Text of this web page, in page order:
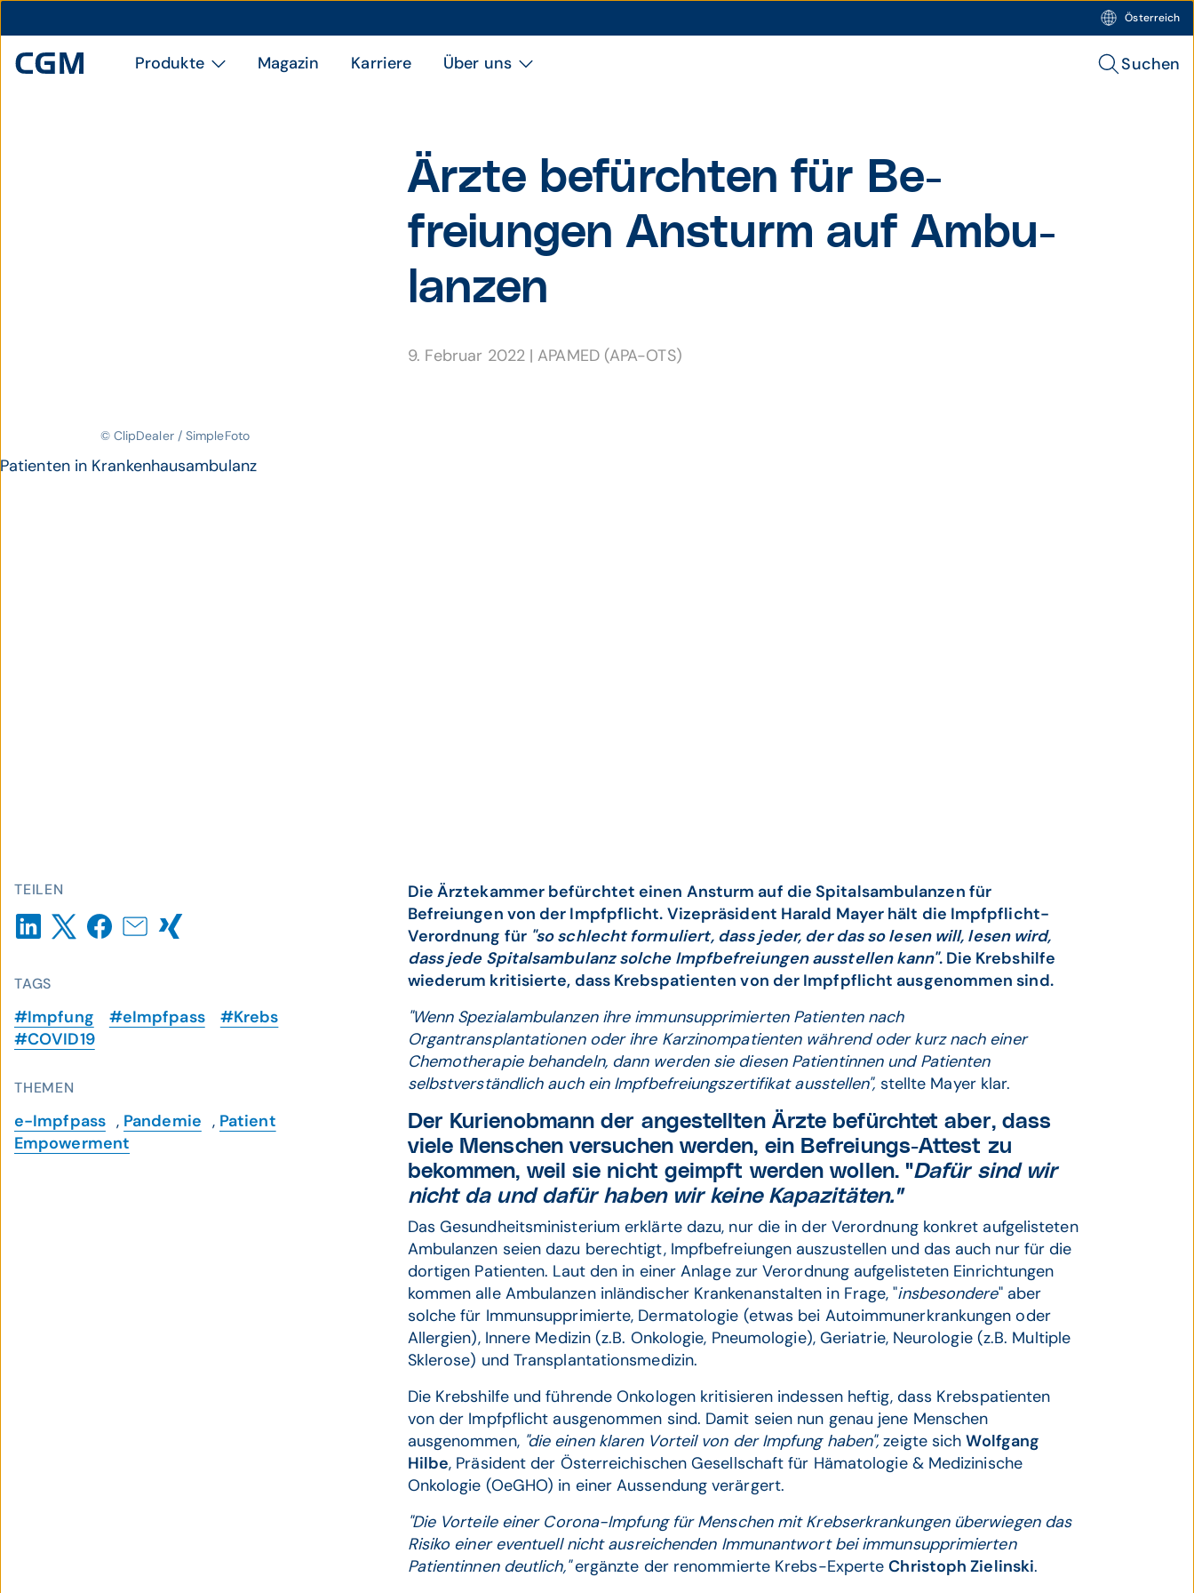
Österreich
Produkte Magazin Karriere Über uns Suchen
Ärzte befürchten für Be­
freiungen An­sturm auf Ambu­
lanzen
9. Februar 2022 |APAMED (APA-OTS)
© ClipDealer / SimpleFoto
Patienten in Krankenhausambulanz
TEILEN
TAGS
#Impfung #eImpfpass
#Krebs
#COVID19
THEMEN
e-Impfpass , Pandemie , Patient
Empowerment
Die Ärztekammer befürchtet einen Ansturm auf die Spitalsambulanzen für
Befreiungen von der Impfpflicht. Vizepräsident Harald Mayer hält die Impfpflicht-
Verordnung für "so schlecht formuliert, dass jeder, der das so lesen will, lesen wird,
dass jede Spitalsambulanz solche Impfbefreiungen ausstellen kann". Die Krebshilfe
wiederum kritisierte, dass Krebspatienten von der Impfpflicht ausgenommen sind.
"Wenn Spezialambulanzen ihre immunsupprimierten Patienten nach
Organtransplantationen oder ihre Karzinompatienten während oder kurz nach einer
Chemotherapie behandeln, dann werden sie diesen Patientinnen und Patienten
selbstverständlich auch ein Impfbefreiungszertifikat ausstellen", stellte Mayer klar.
Der Kurienobmann der angestellten Ärzte befürchtet aber, dass
viele Menschen versuchen werden, ein Befreiungs-Attest zu
bekommen, weil sie nicht geimpft werden wollen. "Dafür sind wir
nicht da und dafür haben wir keine Kapazitäten."
Das Gesundheitsministerium erklärte dazu, nur die in der Verordnung konkret aufgelisteten
Ambulanzen seien dazu berechtigt, Impfbefreiungen auszustellen und das auch nur für die
dortigen Patienten. Laut den in einer Anlage zur Verordnung aufgelisteten Einrichtungen
kommen alle Ambulanzen inländischer Krankenanstalten in Frage, "insbesondere" aber
solche für Immunsupprimierte, Dermatologie (etwas bei Autoimmunerkrankungen oder
Allergien), Innere Medizin (z.B. Onkologie, Pneumologie), Geriatrie, Neurologie (z.B. Multiple
Sklerose) und Transplantationsmedizin.
Die Krebshilfe und führende Onkologen kritisieren indessen heftig, dass Krebspatienten
von der Impfpflicht ausgenommen sind. Damit seien nun genau jene Menschen
ausgenommen, "die einen klaren Vorteil von der Impfung haben", zeigte sichWolfgang
Hilbe, Präsident der Österreichischen Gesellschaft für Hämatologie & Medizinische
Onkologie (OeGHO) in einer Aussendung verärgert.
"Die Vorteile einer Corona-Impfung für Menschen mit Krebserkrankungen überwiegen das
Risiko einer eventuell nicht ausreichenden Immunantwort bei immunsupprimierten
Patientinnen deutlich,"ergänzte der renommierte Krebs-ExperteChristoph Zielinski.